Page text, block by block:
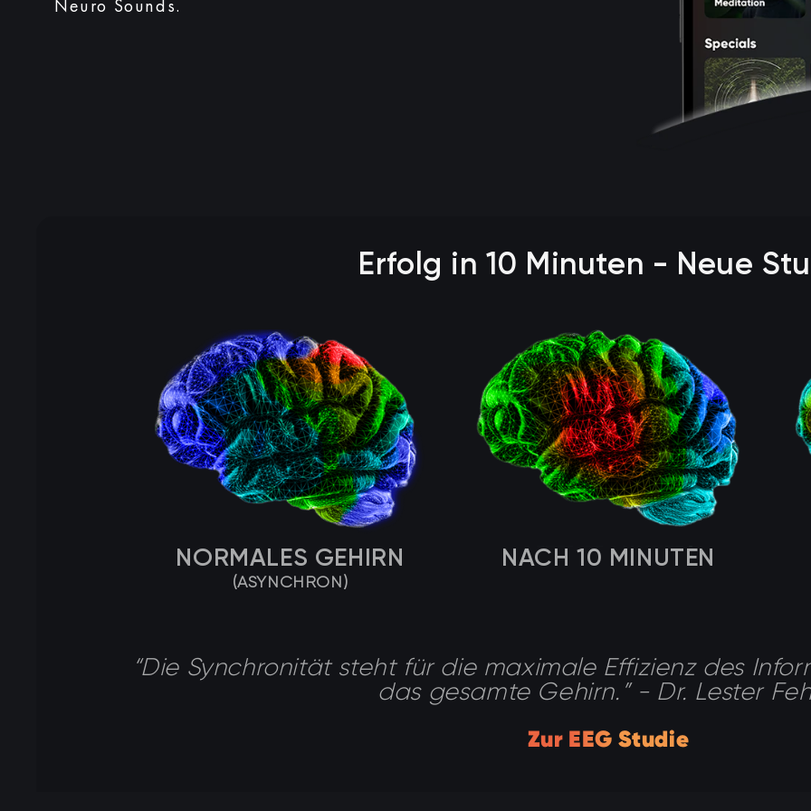
Neuro Sounds.
Erfolg in 10 Minuten - Neue
NORMALES GEHIRN
(ASYNCHRON)
NACH 10 MINUTEN
“Die Synchronität steht für die maximale Effizienz des
das gesamte Gehirn.” - Dr. Lester
Zur EEG Studie